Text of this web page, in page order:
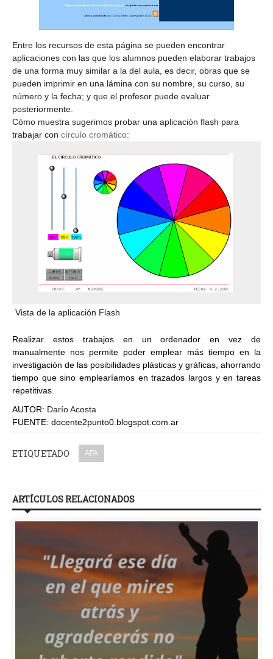
Entre los recursos de esta página se pueden encontrar
aplicaciones con las que los alumnos pueden elaborar trabajos
de una forma muy similar a la del aula, es decir, obras que se
pueden imprimir en una lámina con su nombre, su curso, su
número y la fecha; y que el profesor puede evaluar
posteriormente.
Cómo muestra sugerimos probar una aplicación flash para
trabajar con círculo cromático:
Vista de la aplicación Flash
Realizar estos trabajos en un ordenador en vez de
manualmente nos permite poder emplear más tiempo en la
investigación de las posibilidades plásticas y gráficas, ahorrando
tiempo que sino emplearíamos en trazados largos y en tareas
repetitivas.
AUTOR: Darío Acosta
FUENTE: docente2punto0.blogspot.com.ar
ETIQUETADO AFA
ARTÍCULOS RELACIONADOS